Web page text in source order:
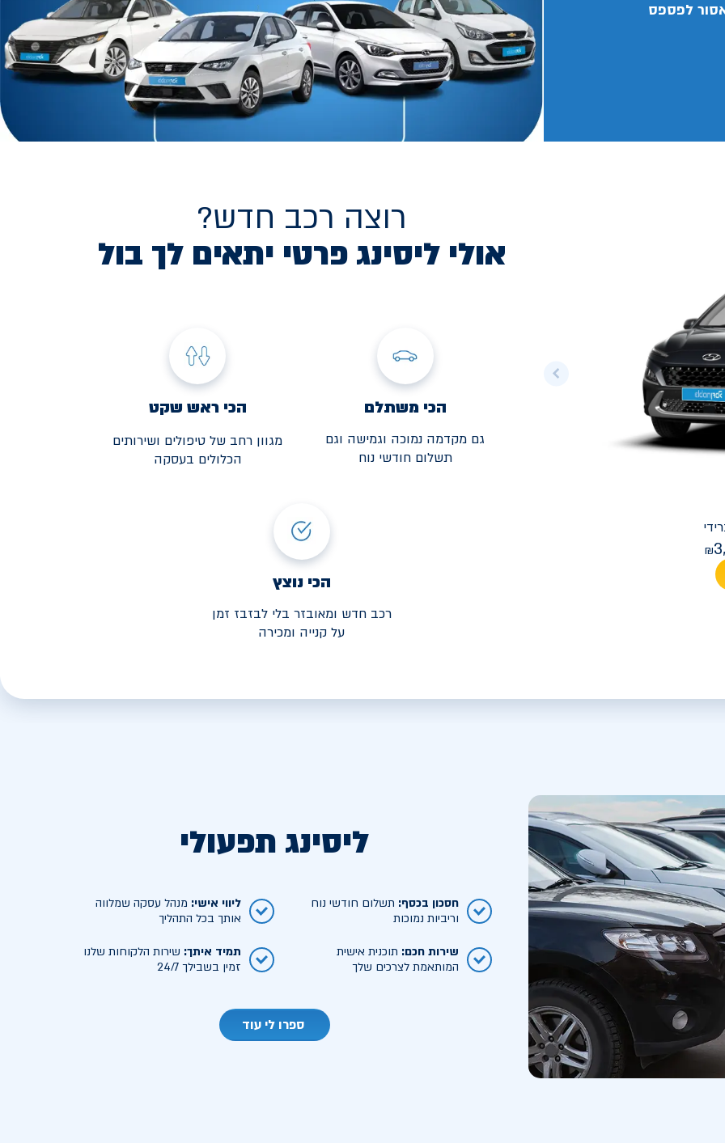
לפספס
רוצה רכב חדש?
אולי ליסינג פרטי יתאים לך בול
הכי משתלם
גם מקדמה נמוכה וגמישה וגם
תשלום חודשי נוח
הכי ראש שקט
מגוון רחב של טיפולים ושירותים
הכלולים בעסקה
הכי נוצץ
רכב חדש ומאובזר בלי לבזבז זמן
על קנייה ומכירה
מחיר חודשי החל מ- 3,190
ליסינג תפעולי
חסכון בכסף: תשלום חודשי נוח
וריביות נמוכות
ליווי אישי: מנהל עסקה שמלווה
אותך בכל התהליך
שירות חכם: תוכנית אישית
המותאמת לצרכים שלך
תמיד איתך: שירות הלקוחות שלנו
זמין בשבילך 24/7
ספרו לי עוד